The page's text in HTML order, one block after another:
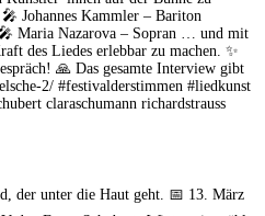
Johannes Kammler – Bariton
Maria Nazarova – Sopran … und mit
des Liedes erlebbar zu machen. ✨
🙏 Das gesamte Interview gibt
2/ #festivalderstimmen #liedkunst
claraschumann richardstrauss